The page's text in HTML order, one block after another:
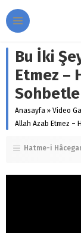
Bu İki
Etmez –
Anasayfa » Video
Allah Azab Etmez –
Hatme-i